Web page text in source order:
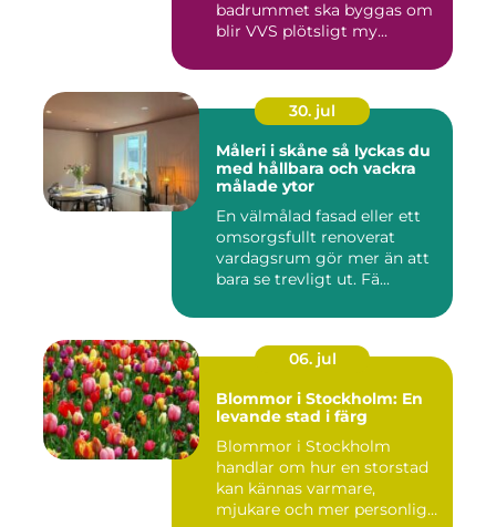
badrummet ska byggas om
blir VVS plötsligt my...
30. jul
Måleri i skåne så lyckas du
med hållbara och vackra
målade ytor
En välmålad fasad eller ett
omsorgsfullt renoverat
vardagsrum gör mer än att
bara se trevligt ut. Fä...
06. jul
Blommor i Stockholm: En
levande stad i färg
Blommor i Stockholm
handlar om hur en storstad
kan kännas varmare,
mjukare och mer personlig